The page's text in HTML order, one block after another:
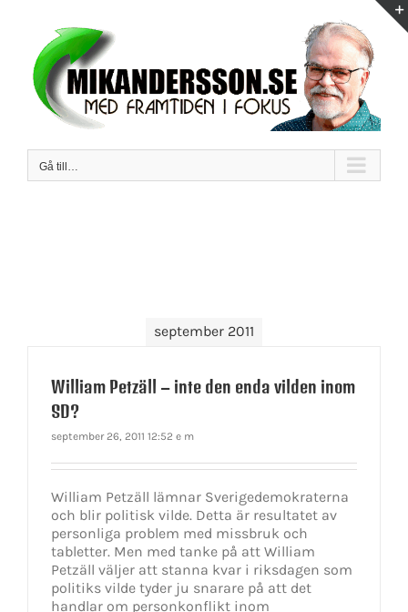
innehållet
Gå till…
september 2011
William Petzäll – inte den enda vilden inom
SD?
september 26, 2011 12:52 e m
William Petzäll lämnar Sverigedemokraterna
och blir politisk vilde. Detta är resultatet av
personliga problem med missbruk och
tabletter. Men med tanke på att William
Petzäll väljer att stanna kvar i riksdagen som
politiks vilde tyder ju snarare på att det
handlar om personkonflikt inom